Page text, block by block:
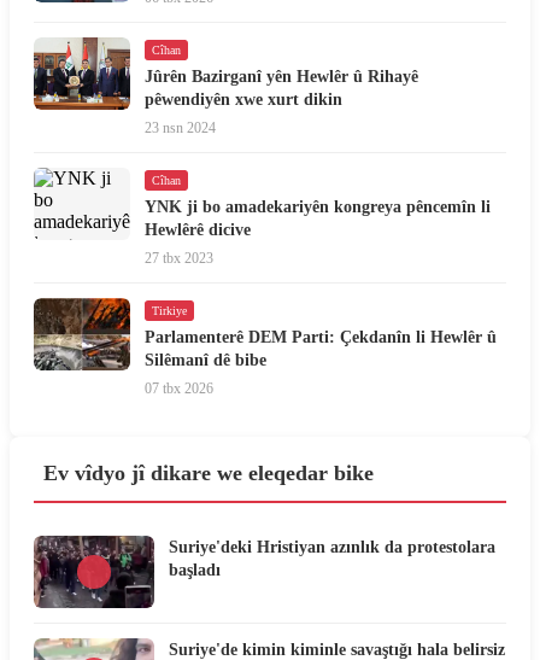
Cîhan
Jûrên Bazirganî yên Hewlêr û Rihayê
pêwendiyên xwe xurt dikin
23 nsn 2024
Cîhan
YNK ji bo amadekariyên kongreya pêncemîn li
Hewlêrê dicive
27 tbx 2023
Tirkiye
Parlamenterê DEM Parti: Çekdanîn li Hewlêr û
Silêmanî dê bibe
07 tbx 2026
Ev vîdyo jî dikare we eleqedar bike
Suriye'deki Hristiyan azınlık da protestolara
başladı
Suriye'de kimin kiminle savaştığı hala belirsiz